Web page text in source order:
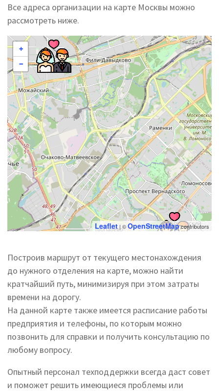
Все адреса организации на карте Москвы можно
рассмотреть ниже.
+
−
Leaflet | ©OpenStreetMapcontributors
Построив маршрут от текущего местонахождения
до нужного отделения на карте, можно найти
кратчайший путь, минимизируя при этом затраты
времени на дорогу.
На данной карте также имеется расписание работы
предприятия и телефоны, по которым можно
позвонить для справки и получить консультацию по
любому вопросу.
Опытный персонал техподдержки всегда даст совет
и поможет решить имеющиеся проблемы или